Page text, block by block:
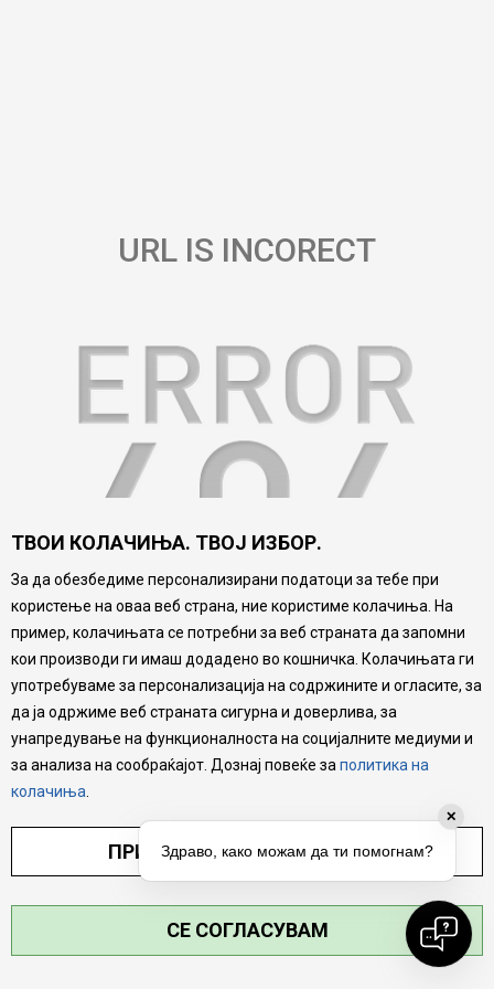
URL IS INCORECT
website:https://www.mytime.mk
GO TO HOME
ТВОИ КОЛАЧИЊА. ТВОЈ ИЗБОР.
За да обезбедиме персонализирани податоци за тебе при
користење на оваа веб страна, ние користиме колачиња. На
пример, колачињата се потребни за веб страната да запомни
кои производи ги имаш додадено во кошничка. Колачињата ги
употребуваме за персонализација на содржините и огласите, за
да ја одржиме веб страната сигурна и доверлива, за
унапредување на функционалноста на социјалните медиуми и
за анализа на сообраќајот. Дознај повеќе за политика на
колачиња
ПРИЛАГОДИ ПОСТАВУВАЊА
СЕ СОГЛАСУВАМ
✕
Здраво, како можам да ти помогнам?